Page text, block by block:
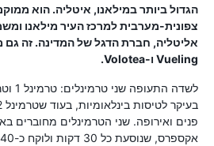
צפונית-מערבית למרכז העיר מילאנו
Vueling ו-Volotea.
פנים ואירופה. שני הטרמינלים מחוברים